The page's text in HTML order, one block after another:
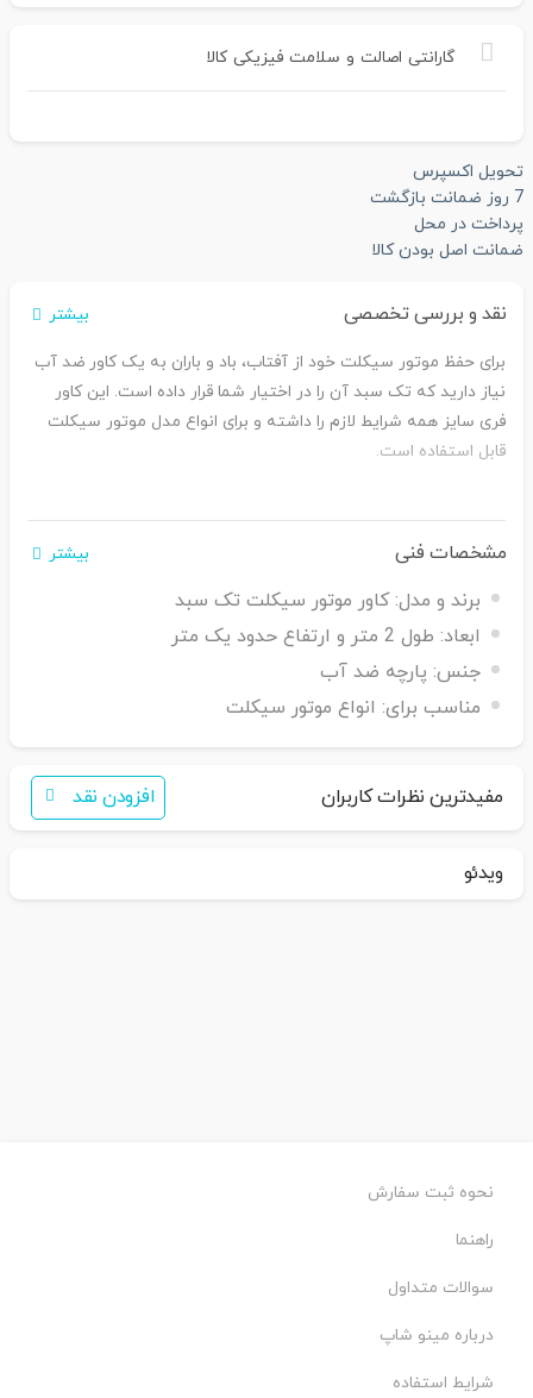
گارانتی اصالت و سلامت فیزیکی کالا
تحویل اکسپرس
7 روز ضمانت بازگشت
پرداخت در محل
ضمانت اصل بودن کالا
نقد و بررسی تخصصی بیشتر
برای حفظ موتور سیکلت خود از آفتاب، باد و باران به یک کاور ضد آب
نیاز دارید که تک سبد آن را در اختیار شما قرار داده است. این کاور
فری سایز همه شرایط لازم را داشته و برای انواع مدل موتور سیکلت
قابل استفاده است.
مشخصات فنی بیشتر
برند و مدل: کاور موتور سیکلت تک سبد
ابعاد: طول 2 متر و ارتفاع حدود یک متر
جنس: پارچه ضد آب
مناسب برای: انواع موتور سیکلت
مفیدترین نظرات کاربران افزودن نقد
ویدئو
نحوه ثبت سفارش
راهنما
سوالات متداول
درباره مینو شاپ
شرایط استفاده